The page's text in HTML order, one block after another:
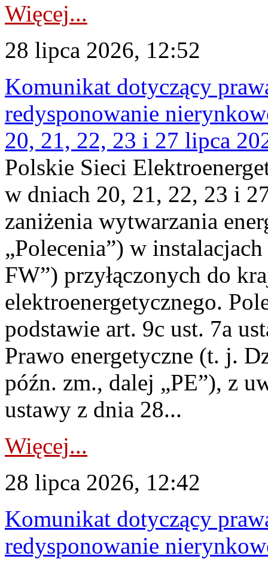
Więcej...
28 lipca 2026, 12:52
Komunikat dotyczący
redysponowanie
20, 21, 22, 23 i 27 lipca
Polskie Sieci
w dniach 20, 21, 22, 23 i
zaniżenia wytwarzania
„Polecenia”) w
FW”) przyłączonych do
elektroenergetycznego.
podstawie art. 9c ust. 7a
Prawo energetyczne (t. j.
późn. zm., dalej „PE”), z
ustawy z dnia 28...
Więcej...
28 lipca 2026, 12:42
Komunikat dotyczący
redysponowanie